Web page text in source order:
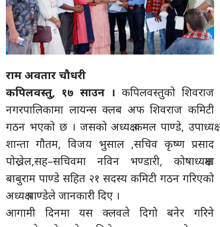
राम अवतार चौधरी
कपिलवस्तु, १७ साउन । कपिलवस्तुको शिवराज
नगरपालिकामा लायन्स क्लब अफ शिवराज कमिटी
गठन भएको छ । जसको अध्यक्ष कमल पाण्डे, उपाध्यक्ष
शान्ता गौतम, विजय भुसाल ,सचिव कृष्ण प्रसाद
पोख्रेल,सह–सचिवमा नविन भण्डारी, कोषाध्यक्षमा
बाबुराम पाण्डे सहित २१ सदस्य कमिटी गठन गरिएको
अध्यक्ष पाण्डेले जानकारी दिए ।
आगामी दिनमा यस क्लवले दिगो बनेर गरिने